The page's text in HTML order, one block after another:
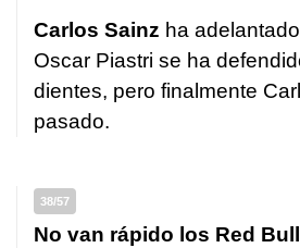
Carlos Sainz ha
Oscar Piastri se ha
dientes, pero finalmente
pasado.
38/57
No van rápido los Red Bull